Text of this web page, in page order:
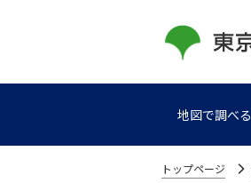
地図で調べる
トップページ